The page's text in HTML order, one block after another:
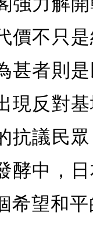
價不只
甚者則
現反對
抗議民
酵中，
希望和